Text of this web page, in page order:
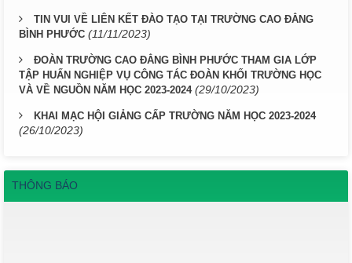
TIN VUI VỀ LIÊN KẾT ĐÀO TẠO TẠI TRƯỜNG CAO ĐẲNG
BÌNH PHƯỚC (11/11/2023)
ĐOÀN TRƯỜNG CAO ĐẲNG BÌNH PHƯỚC THAM GIA LỚP
TẬP HUẤN NGHIỆP VỤ CÔNG TÁC ĐOÀN KHỐI TRƯỜNG HỌC
VÀ VỀ NGUỒN NĂM HỌC 2023-2024 (29/10/2023)
KHAI MẠC HỘI GIẢNG CẤP TRƯỜNG NĂM HỌC 2023-2024
(26/10/2023)
THÔNG BÁO